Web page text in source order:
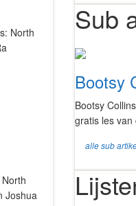
North
Joshua
Sub
Bootsy
Bootsy
gratis les
alle sub